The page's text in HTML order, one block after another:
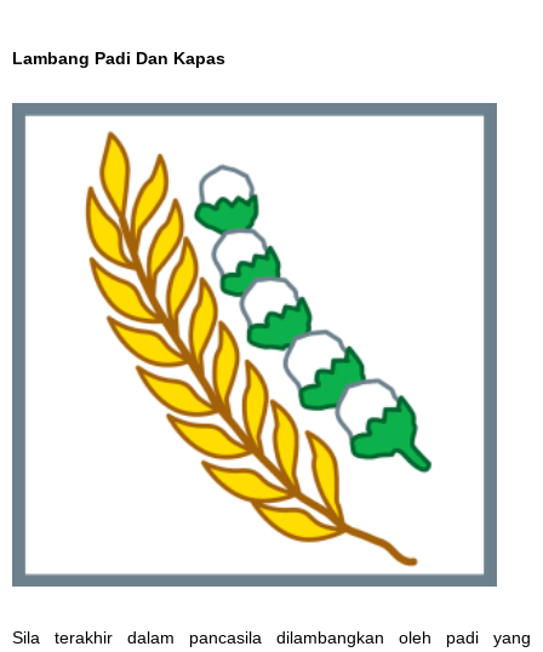
Lambang Padi Dan Kapas
Sila terakhir dalam pancasila dilambangkan oleh padi yang